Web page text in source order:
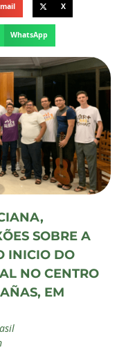
X
WhatsApp
SOBRE A
INICIO DO
NO CENTRO
EM